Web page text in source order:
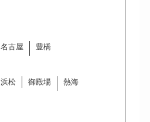
名古屋 豊橋
浜松 御殿場 熱海